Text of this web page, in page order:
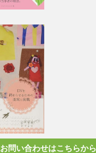
お問い合わせはこちらから